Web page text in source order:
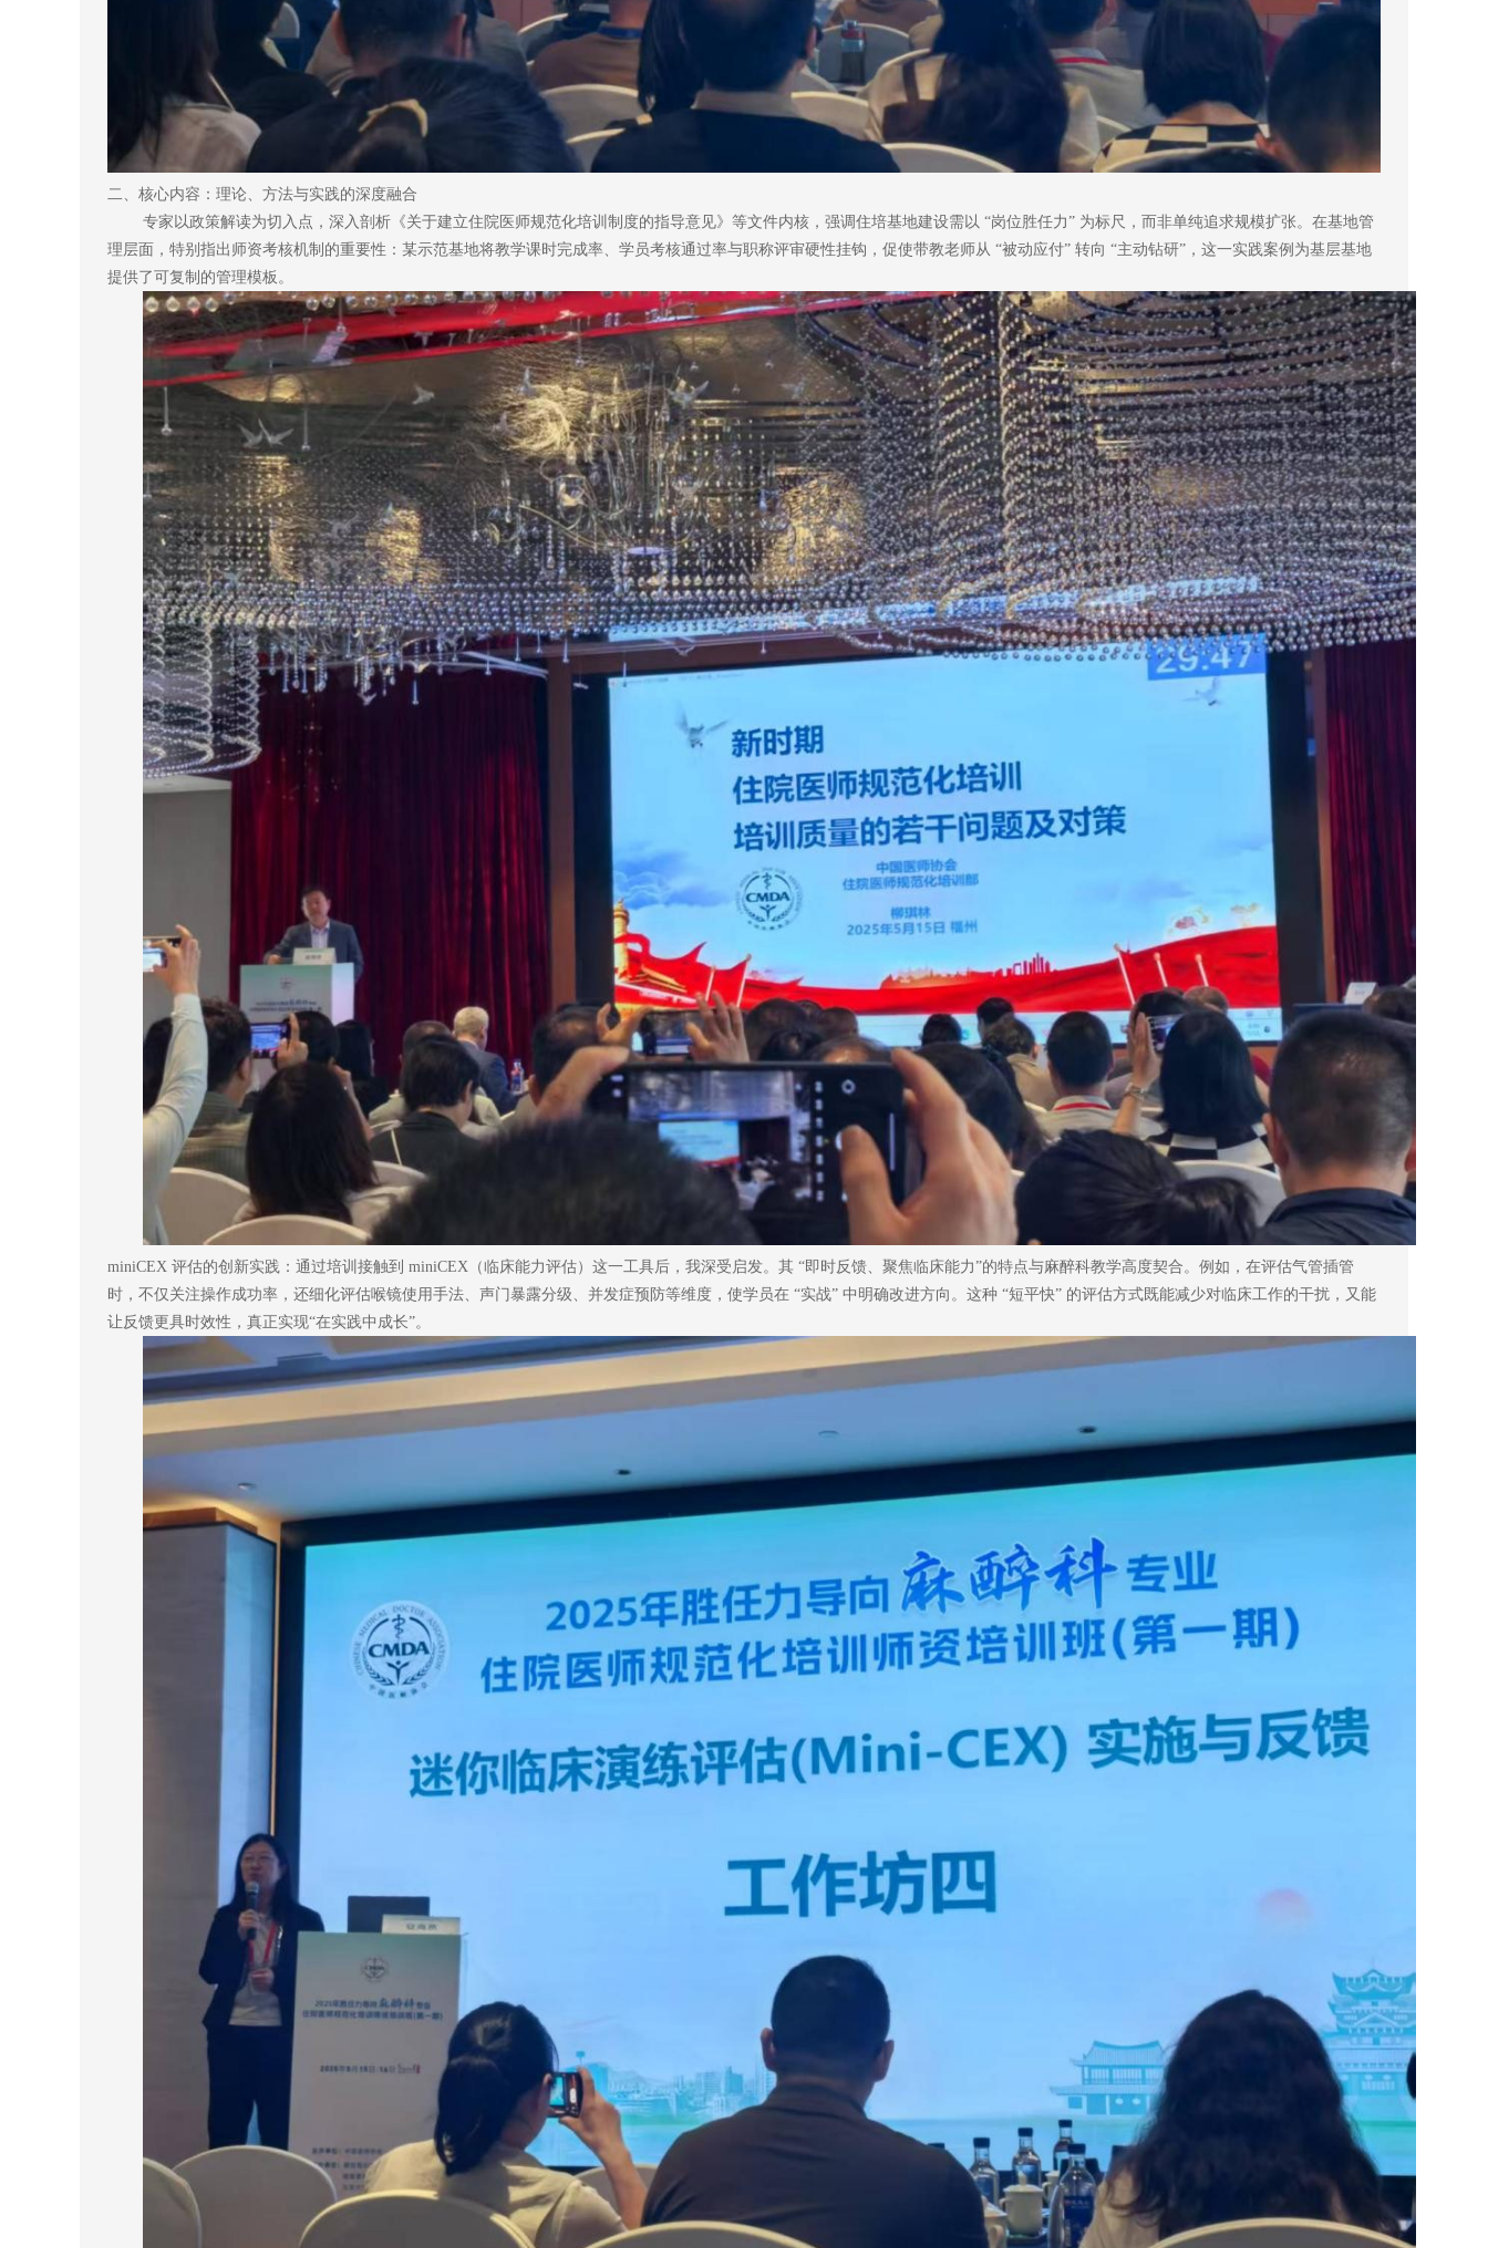
二、核心内容：理论、方法与实践的深度融合
专家以政策解读为切入点，深入剖析《关于建立住院医师规范化培训制度的指导意见》等文件内核，强调住培基地建设需以 “岗位胜任力” 为标尺，而非单纯追求规模扩张。在基地管
理层面，特别指出师资考核机制的重要性：某示范基地将教学课时完成率、学员考核通过率与职称评审硬性挂钩，促使带教老师从 “被动应付” 转向 “主动钻研”，这一实践案例为基层基地
提供了可复制的管理模板。
miniCEX 评估的创新实践：通过培训接触到 miniCEX（临床能力评估）这一工具后，我深受启发。其 “即时反馈、聚焦临床能力”的特点与麻醉科教学高度契合。例如，在评估气管插管
时，不仅关注操作成功率，还细化评估喉镜使用手法、声门暴露分级、并发症预防等维度，使学员在 “实战” 中明确改进方向。这种 “短平快” 的评估方式既能减少对临床工作的干扰，又能
让反馈更具时效性，真正实现“在实践中成长”。